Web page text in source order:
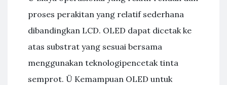
proses perakitan yang relatif sederhana
dibandingkan LCD. OLED dapat dicetak ke
atas substrat yang sesuai bersama
menggunakan teknologipencetak tinta
semprot. Ü Kemampuan OLED untuk